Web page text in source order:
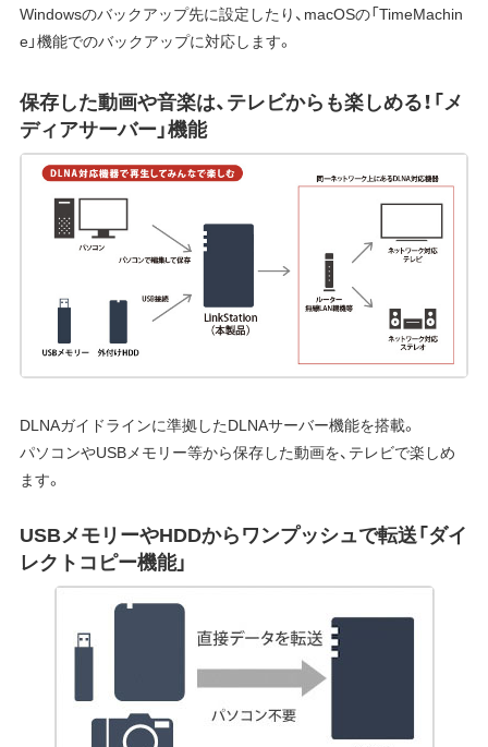
Windowsのバックアップ先に設定したり、macOSの「TimeMachin
e」機能でのバックアップに対応します。
保存した動画や音楽は、テレビからも楽しめる！「メ
ディアサーバー」機能
DLNAガイドラインに準拠したDLNAサーバー機能を搭載。
パソコンやUSBメモリー等から保存した動画を、テレビで楽しめ
ます。
USBメモリーやHDDからワンプッシュで転送「ダイ
レクトコピー機能」